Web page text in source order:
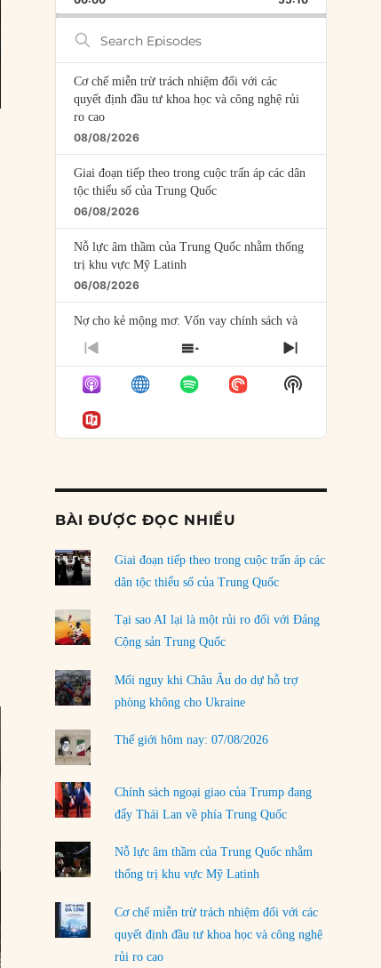
Search
Episodes
Cơ chế miễn trừ trách nhiệm đối với các
quyết định đầu tư khoa học và công nghệ rủi
ro cao
08/08/2026
Giai đoạn tiếp theo trong cuộc trấn áp các dân
tộc thiểu số của Trung Quốc
06/08/2026
Nỗ lực âm thầm của Trung Quốc nhằm thống
trị khu vực Mỹ Latinh
06/08/2026
Nợ cho kẻ mộng mơ: Vốn vay chính sách và
giới hạn của việc cho startup vay vốn
Mỹ Latinh đang trở thành “phòng thí nghiệm”
của phe cánh hữu mới
04/08/2026
Ngoại trưởng Nhật Bản?
Dương
03/08/2026
Đặt cược vào thất bại: Các quỹ đầu tư mạo
hiểm quốc gia và khía cạnh chính trị của vốn
02/08/2026
Làm thế nào để kết thúc Chiến tranh Iran?
01/08/2026
Chiến lược kế tiếp của Bắc Kinh ở Biển Đông
31/07/2026
LOAD MORE
PREVIOUS
EPISODE
SHOW
EPISODES
LIST
NEXT
EPISODE
Show
Podcast
BÀI ĐƯỢC ĐỌC NHIỀU
Giai đoạn tiếp theo trong cuộc trấn áp các
dân tộc thiểu số của Trung Quốc
Tại sao AI lại là một rủi ro đối với Đảng
Cộng sản Trung Quốc
Mối nguy khi Châu Âu do dự hỗ trợ
phòng không cho Ukraine
Thế giới hôm nay: 07/08/2026
Chính sách ngoại giao của Trump đang
đẩy Thái Lan về phía Trung Quốc
Nỗ lực âm thầm của Trung Quốc nhằm
thống trị khu vực Mỹ Latinh
Cơ chế miễn trừ trách nhiệm đối với các
quyết định đầu tư khoa học và công nghệ
rủi ro cao